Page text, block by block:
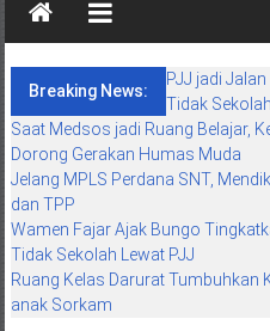
Pendidikan
Maju
Breaking News:
PJJ jadi
Tidak
Saat Medsos jadi Ruang Belajar,
Dorong Gerakan Humas Muda
Jelang MPLS Perdana SNT,
dan TPP
Wamen Fajar Ajak Bungo
Tidak Sekolah Lewat PJJ
Ruang Kelas Darurat Tumbuhkan
anak Sorkam